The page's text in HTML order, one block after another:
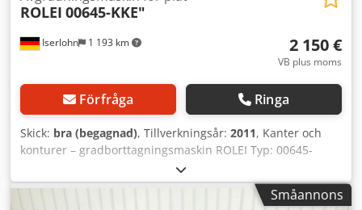
Iserlohn 1 193 km
ROLEI 00645-KKE"
2 150 €
VB plus moms
Förfråga Ringa
Skick: bra (begagnad), Tillverkningsår: 2011, Kanter och
konturer – gradborttagningsmaskin ROLEI Typ: 00645-
KKE2, årsmodell 2011. Crsdewnpflspfx Am Rof
Småannons